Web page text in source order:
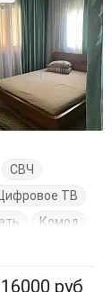
СВЧ
Цифровое ТВ
Комод
16000 руб